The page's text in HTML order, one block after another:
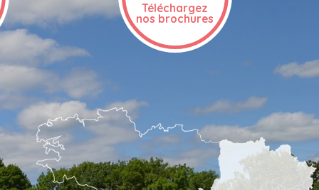
Téléchargez
nos brochures